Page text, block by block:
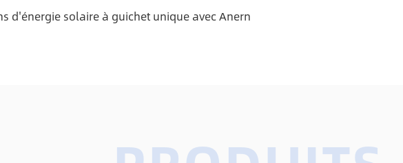
d'énergie solaire à guichet unique avec Anern